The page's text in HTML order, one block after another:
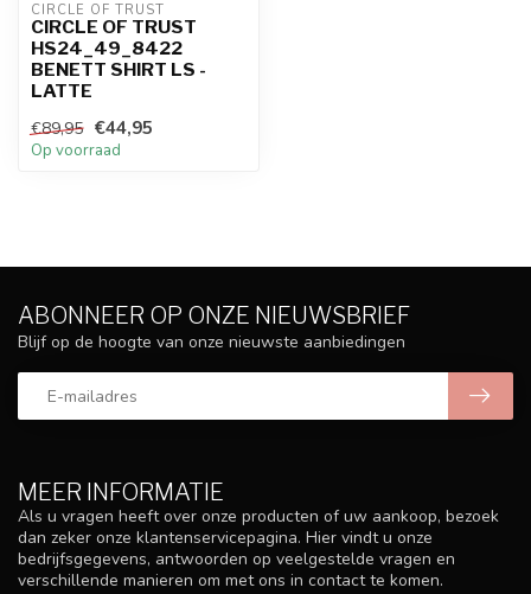
CIRCLE OF TRUST
CIRCLE OF TRUST
HS24_49_8422
BENETT SHIRT LS -
LATTE
€89,95 €44,95
Op voorraad
MEER INFORMATIE
Als u vragen heeft over onze producten of uw aankoop, bezoek
dan zeker onze klantenservicepagina. Hier vindt u onze
bedrijfsgegevens, antwoorden op veelgestelde vragen en
verschillende manieren om met ons in contact te komen.
ABONNEER OP ONZE NIEUWSBRIEF
Blijf op de hoogte van onze nieuwste aanbiedingen